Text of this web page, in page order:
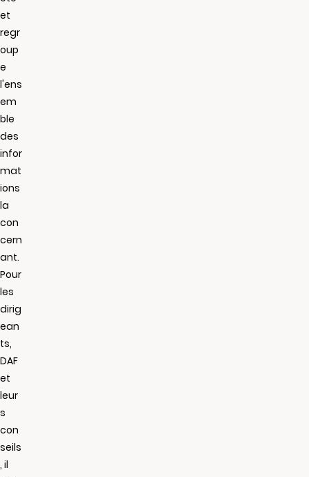
et
regr
oup
e
l'ens
em
ble
des
infor
mat
ions
la
con
cern
ant.
Pour
les
dirig
ean
ts,
DAF
et
leur
s
con
seils
, il